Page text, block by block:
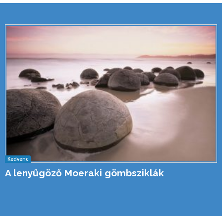
Kedvenc
A lenyűgöző Moeraki gömbsziklák